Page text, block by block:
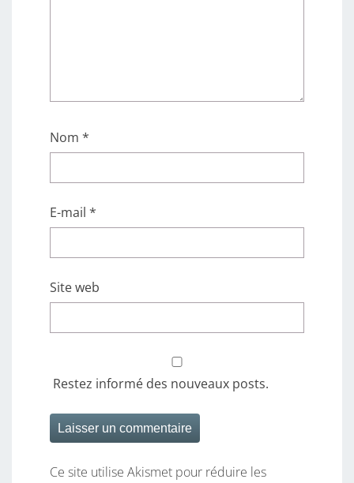
Nom *
E-mail *
Site web
Restez informé des nouveaux posts.
Ce site utilise Akismet pour réduire les